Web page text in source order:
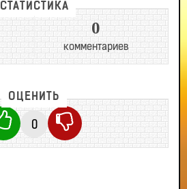
СТАТИСТИКА
0
комментариев
ОЦЕНИТЬ
0